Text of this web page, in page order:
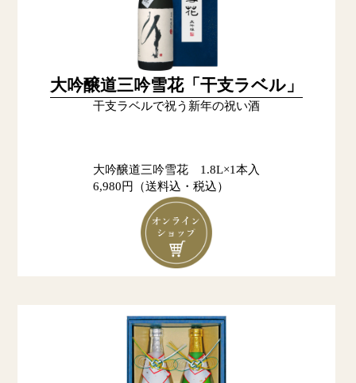
大吟醸道三吟雪花「干支ラベル」
干支ラベルで祝う新年の祝い酒
大吟醸道三吟雪花 1.8L×1本入
6,980円（送料込・税込）